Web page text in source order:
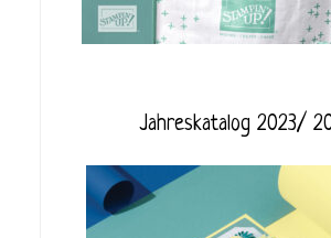
Jahreskatalog 2023/